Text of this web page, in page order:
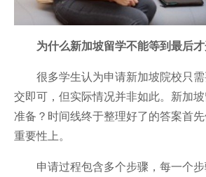
为什么新加坡留学不能等到最后才
很多学生认为申请新加坡院校只需
交即可，但实际情况并非如此。新加
准备？时间线终于整理好了的答案首
重要性上。
申请过程包含多个步骤，每一个步